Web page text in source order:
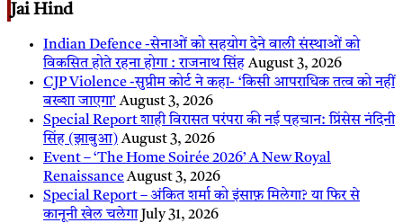
Jai Hind
Indian Defence -सेनाओं को सहयोग देने वाली संस्थाओं को
विकसित होते रहना होगा : राजनाथ सिंह August 3, 2026
CJP Violence -सुप्रीम कोर्ट ने कहा- ‘किसी आपराधिक तत्व को नहीं
बख्शा जाएगा’ August 3, 2026
Special Report शाही विरासत परंपरा की नई पहचान: प्रिंसेस नंदिनी
सिंह (झाबुआ) August 3, 2026
Event – ‘The Home Soirée 2026’ A New Royal
RenaissanceAugust 3, 2026
Special Report – अंकित शर्मा को इंसाफ़ मिलेगा? या फिर से
कानूनी खेल चलेगा July 31, 2026